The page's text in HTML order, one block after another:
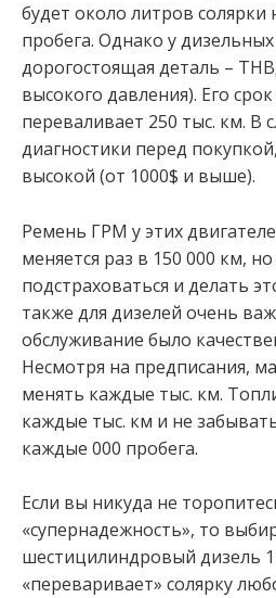
будет около литров солярки
пробега. Однако у
дорогостоящая деталь –
высокого давления). Его
переваливает 250 тыс. км. В
диагностики перед
высокой (от 1000$ и выше).
Ремень ГРМ у этих
меняется раз в 150 000 км,
подстраховаться и делать
также для дизелей очень
обслуживание было
Несмотря на предписания,
менять каждые тыс. км.
каждые тыс. км и не
каждые 000 пробега.
Если вы никуда не
«супернадежность», то
шестицилиндровый дизель
«переваривает» солярку